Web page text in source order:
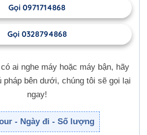
Gọi 0971714868
Gọi 0328794868
ai nghe máy hoặc máy bận, hãy
pháp bên dưới, chúng tôi sẽ gọi lại
ngay!
- Ngày đi - Số lượng